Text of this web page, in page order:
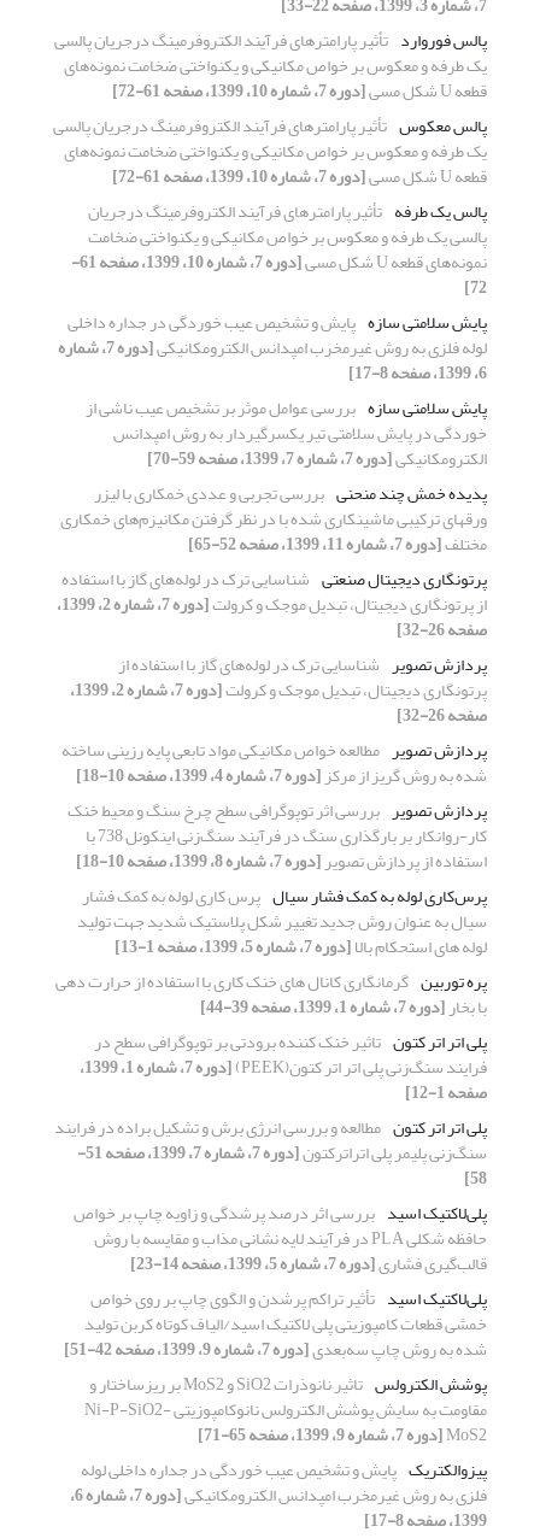
پالس فوروارد تأثیر پارامترهای فرآیند الکتروفرمینگ درجریان پالسی
یک طرفه و معکوس بر خواص مکانیکی و یکنواختی ضخامت نمونه‌های
قطعه U شکل مسی
[دوره 7، شماره 10، 1399، صفحه 61-72]
پالس معکوس تأثیر پارامترهای فرآیند الکتروفرمینگ درجریان پالسی
یک طرفه و معکوس بر خواص مکانیکی و یکنواختی ضخامت نمونه‌های
قطعه U شکل مسی
[دوره 7، شماره 10، 1399، صفحه 61-72]
پالس یک طرفه تأثیر پارامترهای فرآیند الکتروفرمینگ درجریان
پالسی یک طرفه و معکوس بر خواص مکانیکی و یکنواختی ضخامت
نمونه‌های قطعه U شکل مسی [دوره 7، شماره 10، 1399، صفحه 61-
72]
پایش سلامتی سازه پایش و تشخیص عیب خوردگی در جداره داخلی
لوله فلزی به روش غیرمخرب امپدانس الکترومکانیکی [دوره 7، شماره
6، 1399، صفحه 8-17]
پایش سلامتی سازه بررسی عوامل موثر بر تشخیص عیب ناشی از
خوردگی در پایش سلامتی تیر یکسرگیردار به روش امپدانس
الکترومکانیکی[دوره 7، شماره 7، 1399، صفحه 59-70]
پدیده خمش چند منحنی بررسی تجربی و عددی خمکاری با لیزر
ورقهای ترکیبی ماشینکاری شده با در نظر گرفتن مکانیزم‌های خمکاری
مختلف[دوره 7، شماره 11، 1399، صفحه 52-65]
پرتونگاری دیجیتال صنعتی شناسایی ترک در لوله‌های گاز با استفاده
از پرتونگاری دیجیتال، تبدیل موجک و کرولت [دوره 7، شماره 2، 1399،
صفحه 26-32]
پردازش تصویر شناسایی ترک در لوله‌های گاز با استفاده از
پرتونگاری دیجیتال، تبدیل موجک و کرولت [دوره 7، شماره 2، 1399،
صفحه 26-32]
پردازش تصویر مطالعه خواص مکانیکی مواد تابعی پایه رزینی ساخته
شده به روش گریز از مرکز[دوره 7، شماره 4، 1399، صفحه 10-18]
پردازش تصویر بررسی اثر توپوگرافی سطح چرخ سنگ و محیط خنک
کار-روانکار بر بارگذاری سنگ در فرآیند سنگ‌زنی اینکونل 738 با
استفاده از پردازش تصویر[دوره 7، شماره 8، 1399، صفحه 10-18]
پرس‌کاری لوله به کمک فشار سیال پرس کاری لوله به کمک فشار
سیال به عنوان روش جدید تغییر شکل پلاستیک شدید جهت تولید
لوله های استحکام بالا[دوره 7، شماره 5، 1399، صفحه 1-13]
پره توربین گرمانگاری کانال های خنک کاری با استفاده از حرارت دهی
با بخار[دوره 7، شماره 1، 1399، صفحه 39-44]
پلی اتر اتر کتون تاثیر خنک کننده برودتی بر توپوگرافی سطح در
فرایند سنگ‌زنی پلی اتر اتر کتون(PEEK) [دوره 7، شماره 1، 1399،
صفحه 1-12]
پلی اتر اتر کتون مطالعه و بررسی انرژی برش و تشکیل براده در فرایند
سنگ‌زنی پلیمر پلی اتراترکتون [دوره 7، شماره 7، 1399، صفحه 51-
58]
پلی‌لاکتیک اسید بررسی اثر درصد پرشدگی و زاویه چاپ بر خواص
حافظه شکلی PLA در فرآیند لایه نشانی مذاب و مقایسه با روش
قالب‌گیری فشاری[دوره 7، شماره 5، 1399، صفحه 14-23]
پلی‌لاکتیک اسید تأثیر تراکم پرشدن و الگوی چاپ بر روی خواص
خمشی قطعات کامپوزیتی پلی لاکتیک اسید/الیاف کوتاه کربن تولید
شده به روش چاپ سه‌بعدی[دوره 7، شماره 9، 1399، صفحه 42-51]
پوشش الکترولس
تاثیر نانوذرات SiO2 و MoS2 بر ریزساختار و
مقاومت به سایش پوشش الکترولس نانوکامپوزیتی Ni-P-SiO2-
MoS2[دوره 7، شماره 9، 1399، صفحه 65-71]
پیزوالکتریک پایش و تشخیص عیب خوردگی در جداره داخلی لوله
فلزی به روش غیرمخرب امپدانس الکترومکانیکی [دوره 7، شماره 6،
1399، صفحه 8-17]